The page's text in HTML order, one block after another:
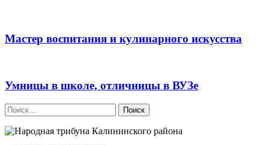
Мастер воспитания и кулинарного искусства
Умницы в школе, отличницы в ВУЗе
Найти: